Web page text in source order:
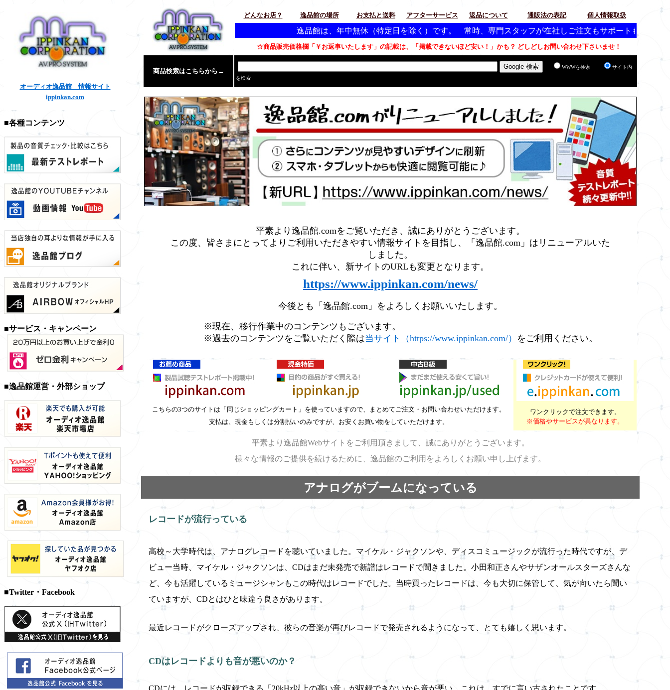
オーディオ逸品館 情報サイト
ippinkan.com
■各種コンテンツ
■サービス・キャンペーン
■逸品館運営・外部ショップ
■Twitter・Facebook
どんなお店？ 逸品館の場所 お支払と送料 アフターサービス 返品について 通販法の表記 個人情報取扱
逸品館は、年中無休（特定日を除く）です。 常時、専門スタッフが在社しご注文もサポートもお客様をお待た
☆商品販売価格欄「￥お返事いたします」の記載は、「掲載できないほど安い！」かも？ どしどしお問い合わせ下さいませ！
商品検索はこちらから→
WWWを検索
サイト内
を検索
平素より逸品館.comをご覧いただき、誠にありがとうございます。
この度、皆さまにとってよりご利用いただきやすい情報サイトを目指し、「逸品館.com」はリニューアルいた
しました。
これに伴い、新サイトのURLも変更となります。
https://www.ippinkan.com/news/
今後とも「逸品館.com」をよろしくお願いいたします。
※現在、移行作業中のコンテンツもございます。
※過去のコンテンツをご覧いただく際は当サイト（https://www.ippinkan.com/） をご利用ください。
こちらの3つのサイトは「同じショッピングカート」を使っていますので、まとめてご注文・お問い合わせいただけます。
支払は、現金もしくは分割払いのみですが、お安くお買い物をしていただけます。
ワンクリックで注文できます。
※価格やサービスが異なります。
平素より逸品館Webサイトをご利用頂きまして、誠にありがとうございます。
様々な情報のご提供を続けるために、逸品館のご利用をよろしくお願い申し上げます。
アナログがブームになっている
レコードが流行っている
高校～大学時代は、アナログレコードを聴いていました。マイケル・ジャクソンや、ディスコミュージックが流行った時代ですが、デ
ビュー当時、マイケル・ジャクソンは、CDはまだ未発売で新譜はレコードで聞きました。小田和正さんやサザンオールスターズさんな
ど、今も活躍しているミュージシャンもこの時代はレコードでした。当時買ったレコードは、今も大切に保管して、気が向いたら聞い
ていますが、CDとはひと味違う良さがあります。
最近レコードがクローズアップされ、彼らの音楽が再びレコードで発売されるようになって、とても嬉しく思います。
CDはレコードよりも音が悪いのか？